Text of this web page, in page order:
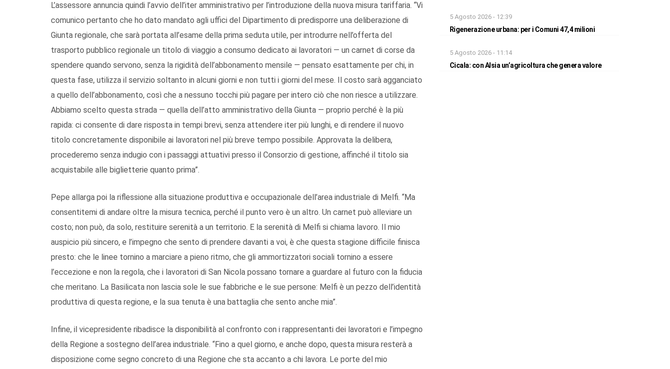
L’assessore annuncia quindi l’avvio dell’iter amministrativo per l’introduzione della nuova misura tariffaria. “Vi
comunico pertanto che ho dato mandato agli uffici del Dipartimento di predisporre una deliberazione di
Giunta regionale, che sarà portata all’esame della prima seduta utile, per introdurre nell’offerta del
trasporto pubblico regionale un titolo di viaggio a consumo dedicato ai lavoratori — un carnet di corse da
spendere quando servono, senza la rigidità dell’abbonamento mensile — pensato esattamente per chi, in
questa fase, utilizza il servizio soltanto in alcuni giorni e non tutti i giorni del mese. Il costo sarà agganciato
a quello dell’abbonamento, così che a nessuno tocchi più pagare per intero ciò che non riesce a utilizzare.
Abbiamo scelto questa strada — quella dell’atto amministrativo della Giunta — proprio perché è la più
rapida: ci consente di dare risposta in tempi brevi, senza attendere iter più lunghi, e di rendere il nuovo
titolo concretamente disponibile ai lavoratori nel più breve tempo possibile. Approvata la delibera,
procederemo senza indugio con i passaggi attuativi presso il Consorzio di gestione, affinché il titolo sia
acquistabile alle biglietterie quanto prima”.
Pepe allarga poi la riflessione alla situazione produttiva e occupazionale dell’area industriale di Melfi. “Ma
consentitemi di andare oltre la misura tecnica, perché il punto vero è un altro. Un carnet può alleviare un
costo; non può, da solo, restituire serenità a un territorio. E la serenità di Melfi si chiama lavoro. Il mio
auspicio più sincero, e l’impegno che sento di prendere davanti a voi, è che questa stagione difficile finisca
presto: che le linee tornino a marciare a pieno ritmo, che gli ammortizzatori sociali tornino a essere
l’eccezione e non la regola, che i lavoratori di San Nicola possano tornare a guardare al futuro con la fiducia
che meritano. La Basilicata non lascia sole le sue fabbriche e le sue persone: Melfi è un pezzo dell’identità
produttiva di questa regione, e la sua tenuta è una battaglia che sento anche mia”.
Infine, il vicepresidente ribadisce la disponibilità al confronto con i rappresentanti dei lavoratori e l’impegno
della Regione a sostegno dell’area industriale. “Fino a quel giorno, e anche dopo, questa misura resterà a
disposizione come segno concreto di una Regione che sta accanto a chi lavora. Le porte del mio
5 Agosto 2026 - 12:39
Rigenerazione urbana: per i Comuni 47,4 milioni
5 Agosto 2026 - 11:14
Cicala: con Alsia un’agricoltura che genera valore